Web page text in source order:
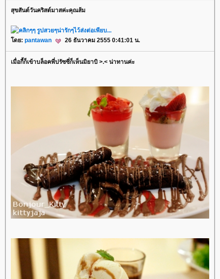
สุขสันต์วันคริสต์มาสค่ะคุณส้ม
ดย: pantawan 26 ธันวาคม 2555 0:41:01 น.
เมื่อกี้ก็เข้าบล็อคพี่ปรัซซี่ก็เห็นมิยาบิ >.< น่าทานค่ะ